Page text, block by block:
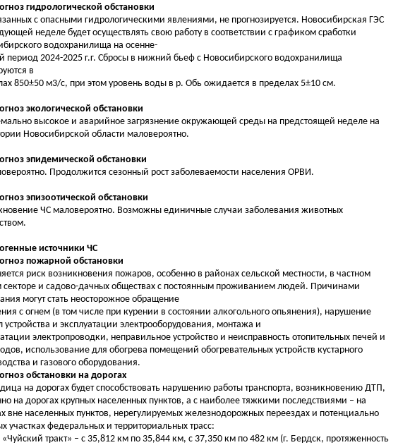
гидрологической обстановки
с опасными гидрологическими явлениями, не прогнозируется. Новосибирская ГЭС
неделе будет осуществлять свою работу в соответствии с графиком сработки
водохранилища на осенне-
период 2024-2025 г.г. Сбросы в нижний бьеф с Новосибирского водохранилища
в
850±50 м3/с, при этом уровень воды в р. Обь ожидается в пределах 5±10 см.
экологической обстановки
высокое и аварийное загрязнение окружающей среды на предстоящей неделе на
Новосибирской области маловероятно.
эпидемической обстановки
Продолжится сезонный рост заболеваемости населения ОРВИ.
эпизоотической обстановки
ЧС маловероятно. Возможны единичные случаи заболевания животных
источники ЧС
пожарной обстановки
риск возникновения пожаров, особенно в районах сельской местности, в частном
и садово-дачных обществах с постоянным проживанием людей. Причинами
могут стать неосторожное обращение
с огнем (в том числе при курении в состоянии алкогольного опьянения), нарушение
устройства и эксплуатации электрооборудования, монтажа и
электропроводки, неправильное устройство и неисправность отопительных печей и
использование для обогрева помещений обогревательных устройств кустарного
и газового оборудования.
обстановки на дорогах
на дорогах будет способствовать нарушению работы транспорта, возникновению ДТП,
на дорогах крупных населенных пунктов, а с наиболее тяжкими последствиями – на
вне населенных пунктов, нерегулируемых железнодорожных переездах и потенциально
участках федеральных и территориальных трасс:
«Чуйский тракт» – с 35,812 км по 35,844 км, с 37,350 км по 482 км (г. Бердск, протяженность